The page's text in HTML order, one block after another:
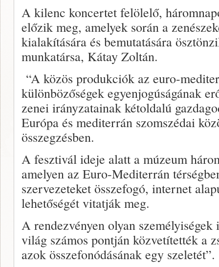
A kilenc koncertet felölelő,
előzik meg, amelyek során a
kialakítására és bemutatására
munkatársa, Kátay Zoltán.
“A közös produkciók az euro-
különbözőségek egyenjogúságának
zenei irányzatainak kétoldalú
Európa és mediterrán szomszédai
összegzésben.
A fesztivál ideje alatt a múzeum
amelyen az Euro-Mediterrán
szervezeteket összefogó, internet
lehetőségét vitatják meg.
A rendezvényen olyan
világ számos pontján közvetítették a
azok összefonódásának egy szeletét”.